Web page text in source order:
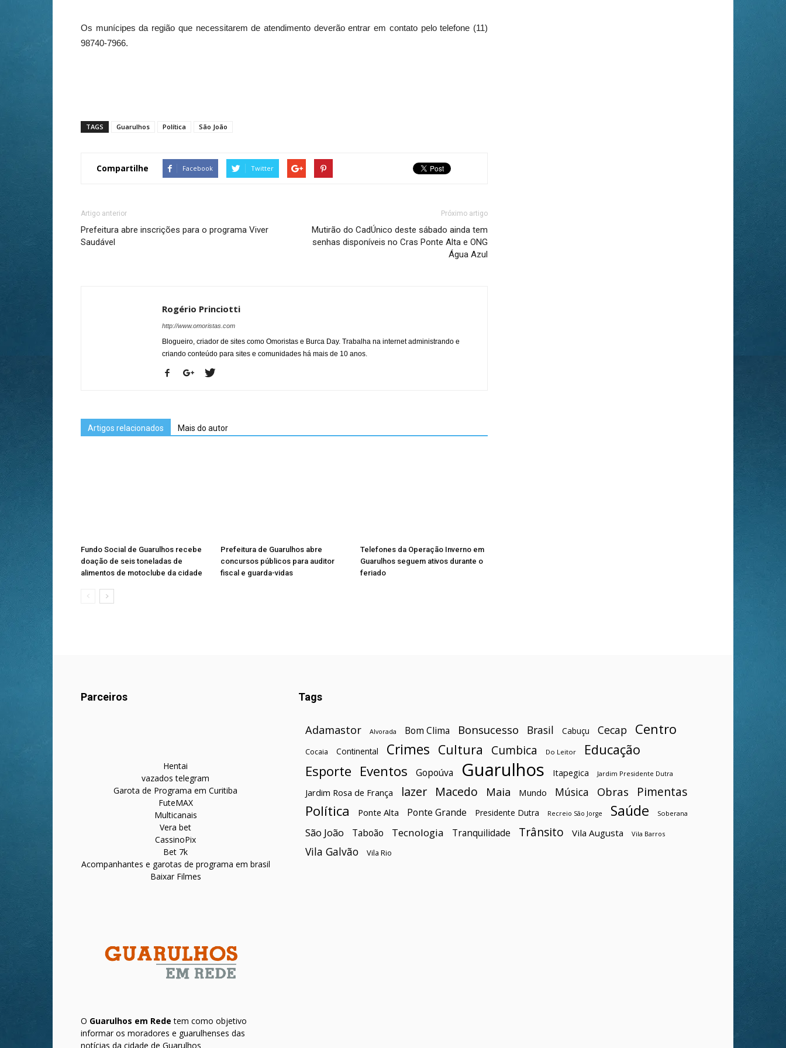
Os munícipes da região que necessitarem de atendimento deverão entrar em contato pelo telefone (11)
98740-7966.
TAGS Guarulhos Política São João
Compartilhe Facebook Twitter
Artigo anterior
Prefeitura abre inscrições para o programa Viver
Saudável
Próximo artigo
Mutirão do CadÚnico deste sábado ainda tem
senhas disponíveis no Cras Ponte Alta e ONG
Água Azul
Rogério Princiotti
http://www.omoristas.com
Blogueiro, criador de sites como Omoristas e Burca Day. Trabalha na internet administrando e
criando conteúdo para sites e comunidades há mais de 10 anos.
Artigos relacionados Mais do autor
Fundo Social de Guarulhos recebe
doação de seis toneladas de
alimentos de motoclube da cidade
Prefeitura de Guarulhos abre
concursos públicos para auditor
fiscal e guarda-vidas
Telefones da Operação Inverno em
Guarulhos seguem ativos durante o
feriado
Parceiros
Hentai
vazados telegram
Garota de Programa em Curitiba
FuteMAX
Multicanais
Vera bet
CassinoPix
Bet 7k
Acompanhantes e garotas de programa em brasil
Baixar Filmes
O Guarulhos em Rede tem como objetivo
informar os moradores e guarulhenses das
notícias da cidade de Guarulhos
Tags
Adamastor Alvorada Bom Clima Bonsucesso Brasil Cabuçu Cecap Centro
Cocaia Continental Crimes Cultura Cumbica Do Leitor Educação
Esporte Eventos Gopoúva Guarulhos Itapegica Jardim Presidente Dutra
Jardim Rosa de França lazer Macedo Maia Mundo Música Obras Pimentas
Política Ponte Alta Ponte Grande Presidente Dutra Recreio São Jorge Saúde Soberana
São João Taboão Tecnologia Tranquilidade Trânsito Vila Augusta Vila Barros
Vila Galvão Vila Rio